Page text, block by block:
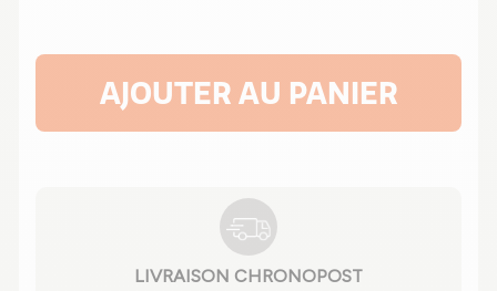
AJOUTER AU PANIER
LIVRAISON CHRONOPOST